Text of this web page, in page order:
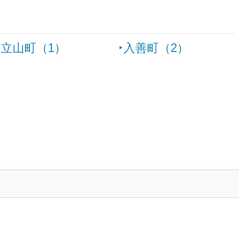
立山町（1）
入善町（2）